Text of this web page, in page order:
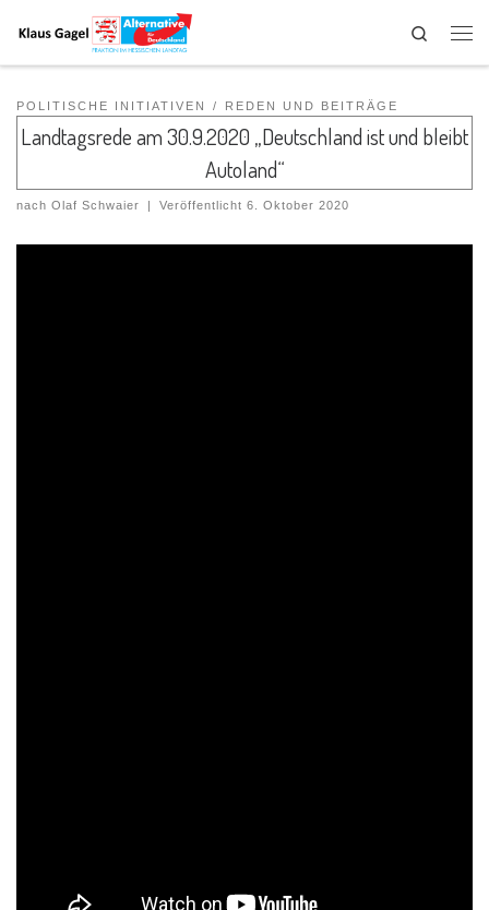
Search
POLITISCHE INITIATIVEN REDEN UND BEITRÄGE
Landtagsrede am 30.9.2020 „Deutschland ist und bleibt
Autoland“
nach Olaf Schwaier | Veröffentlicht6. Oktober 2020